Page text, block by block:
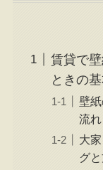
賃貸で
ときの
壁
流れ
大
グ